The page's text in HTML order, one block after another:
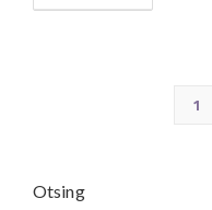
1
Otsing